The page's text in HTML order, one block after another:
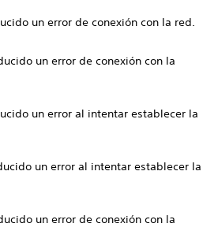
un error de conexión con la red.
un error de conexión con la
un error al intentar establecer la
un error al intentar establecer la
un error de conexión con la